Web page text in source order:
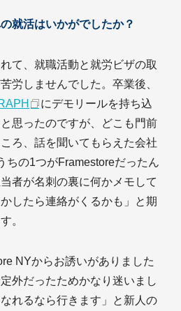
就活はいかがでしたか？
て、就職活動と就労ビザの取
労しませんでした。卒業後、
にデモリールを持ち込
思ったのですが、どこも門前
ろ、話を聞いてもらえた会社
ちの1つがFramestoreだったん
者が名刺の裏に何かメモして
したら連絡がくるかも」と期
。
NYからお誘いがありました
外だったためかなり迷いまし
れるなら行きます」と新人の